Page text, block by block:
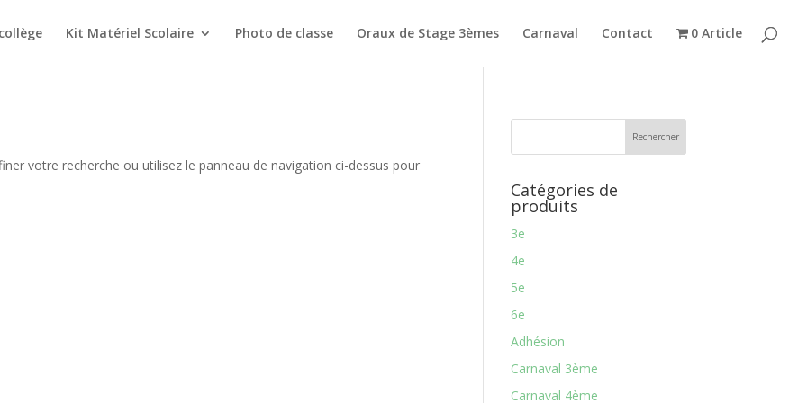
Kit Matériel Scolaire Photo de classe Oraux de Stage 3èmes Carnaval Contact 0 Article
votre recherche ou utilisez le panneau de navigation ci-dessus pour
Catégories de
produits
3e
4e
5e
6e
Adhésion
Carnaval 3ème
Carnaval 4ème